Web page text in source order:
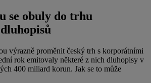
se obuly do trhu
výrazně proměnit český trh s korporátními
rok emitovaly některé z nich dluhopisy v
400 miliard korun. Jak se to může